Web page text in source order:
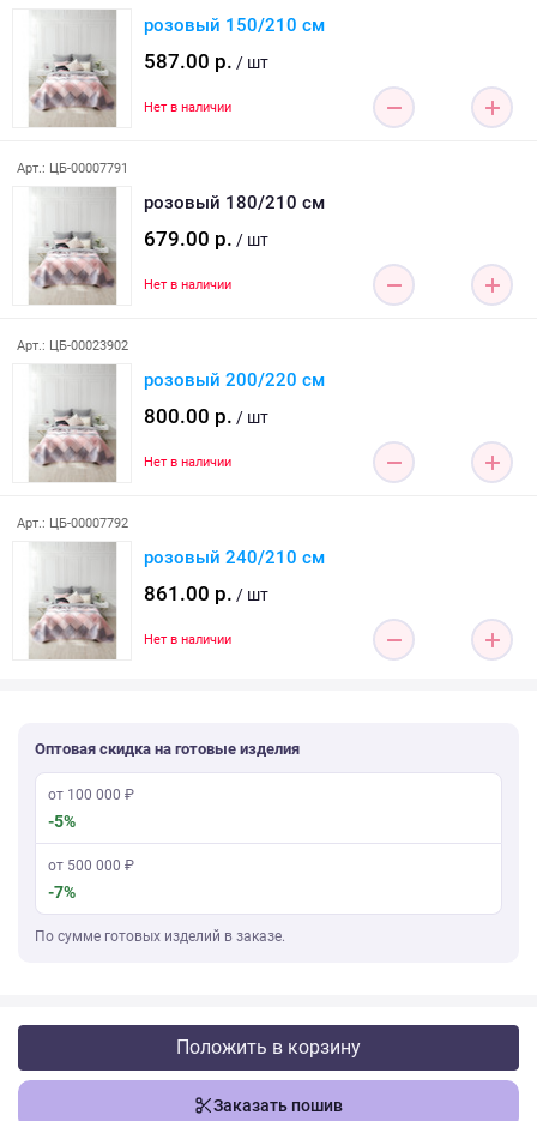
розовый 150/210 см
587.00 р. / шт
Нет в наличии
Арт.: ЦБ-00007791
розовый 180/210 см
679.00 р. / шт
Нет в наличии
Арт.: ЦБ-00023902
розовый 200/220 см
800.00 р. / шт
Нет в наличии
Арт.: ЦБ-00007792
розовый 240/210 см
861.00 р. / шт
Нет в наличии
Оптовая скидка на готовые изделия
от 100 000 ₽
-5%
от 500 000 ₽
-7%
По сумме готовых изделий в заказе.
Положить в корзину
Заказать пошив